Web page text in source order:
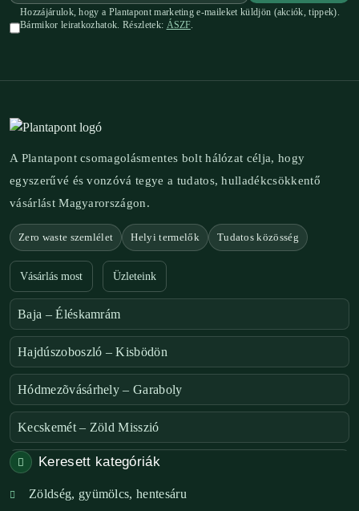
Hozzájárulok, hogy a Plantapont marketing e-maileket küldjön (akciók, tippek).
Bármikor leiratkozhatok. Részletek: ÁSZF.
A Plantapont csomagolásmentes bolt hálózat célja, hogy
egyszerűvé és vonzóvá tegye a tudatos, hulladékcsökkentő
vásárlást Magyarországon.
Zero waste szemlélet Helyi termelők Tudatos közösség
Vásárlás most Üzleteink
Baja – Éléskamrám
Hajdúszoboszló – Kisbödön
Hódmezõvásárhely – Garaboly
Kecskemét – Zöld Misszió
Székesfehérvár – Zöld Sarok
Verőce – Miegymás
Keresett kategóriák
Zöldség, gyümölcs, hentesáru